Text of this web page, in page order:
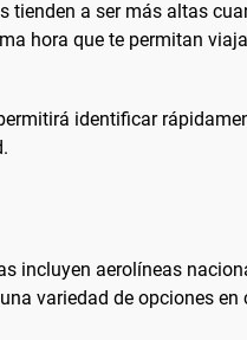
tienden a ser más altas
hora que te permitan
identificar
incluyen aerolíneas
variedad de opciones